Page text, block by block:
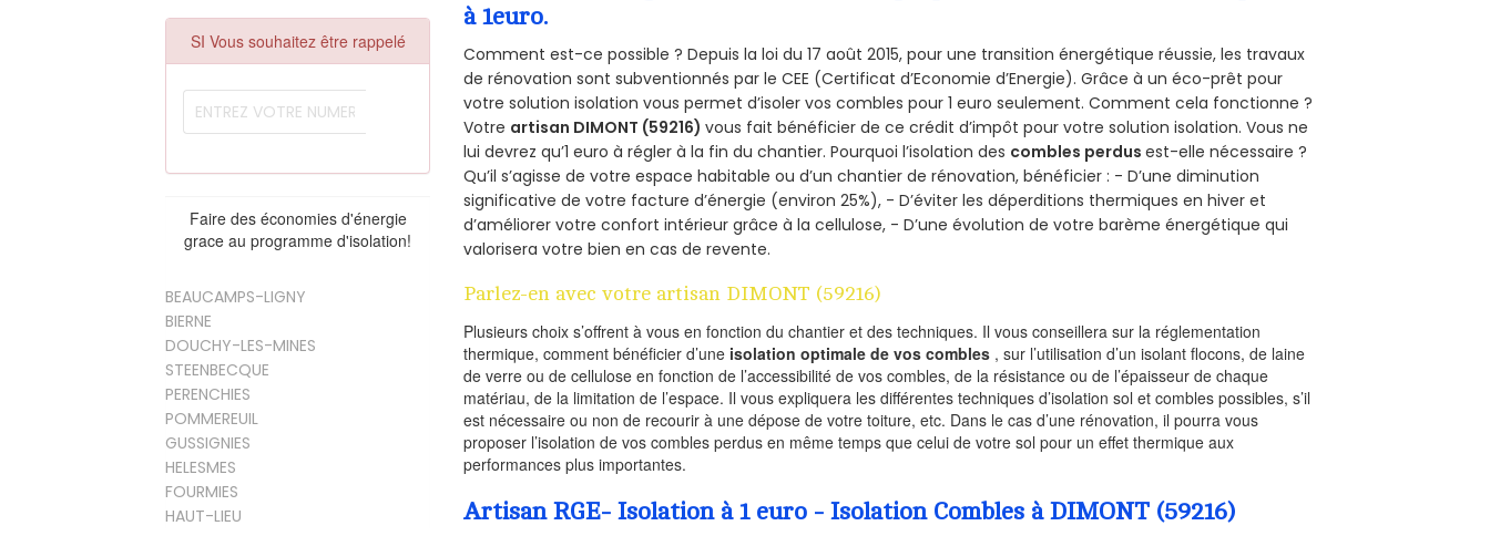
SI Vous souhaitez être rappelé
Faire des économies d'énergie
grace au programme d'isolation!
BEAUCAMPS-LIGNY
BIERNE
DOUCHY-LES-MINES
STEENBECQUE
PERENCHIES
POMMEREUIL
GUSSIGNIES
HELESMES
FOURMIES
HAUT-LIEU
à 1euro.
Comment est-ce possible ? Depuis la loi du 17 août 2015, pour une transition énergétique réussie, les travaux
de rénovation sont subventionnés par le CEE (Certificat d’Economie d’Energie). Grâce à un éco-prêt pour
votre solution isolation vous permet d’isoler vos combles pour 1 euro seulement. Comment cela fonctionne ?
Votre artisan DIMONT (59216)vous fait bénéficier de ce crédit d’impôt pour votre solution isolation. Vous ne
lui devrez qu’1 euro à régler à la fin du chantier. Pourquoi l’isolation des combles perdusest-elle nécessaire ?
Qu’il s’agisse de votre espace habitable ou d’un chantier de rénovation, bénéficier : - D’une diminution
significative de votre facture d’énergie (environ 25%), - D’éviter les déperditions thermiques en hiver et
d’améliorer votre confort intérieur grâce à la cellulose, - D’une évolution de votre barème énergétique qui
valorisera votre bien en cas de revente.
Parlez-en avec votre artisan DIMONT (59216)
Plusieurs choix s’offrent à vous en fonction du chantier et des techniques. Il vous conseillera sur la réglementation
thermique, comment bénéficier d’une isolation optimale de vos combles , sur l’utilisation d’un isolant flocons, de laine
de verre ou de cellulose en fonction de l’accessibilité de vos combles, de la résistance ou de l’épaisseur de chaque
matériau, de la limitation de l’espace. Il vous expliquera les différentes techniques d’isolation sol et combles possibles, s’il
est nécessaire ou non de recourir à une dépose de votre toiture, etc. Dans le cas d’une rénovation, il pourra vous
proposer l’isolation de vos combles perdus en même temps que celui de votre sol pour un effet thermique aux
performances plus importantes.
Artisan RGE- Isolation à 1 euro - Isolation Combles à DIMONT (59216)